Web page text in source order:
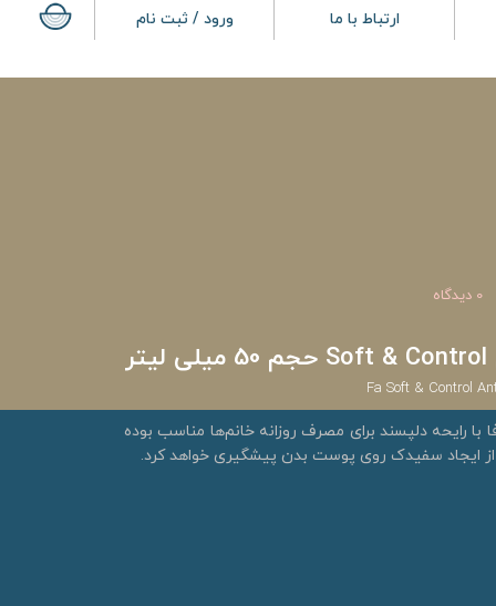
ارتباط با ما ورود / ثبت نام
0 دیدگاه
Fa Soft & Control
با رایحه دلپسند برای مصرف روزانه خانم‌ها مناسب بوده
ایجاد سفیدک روی پوست بدن پیشگیری خواهد کرد.